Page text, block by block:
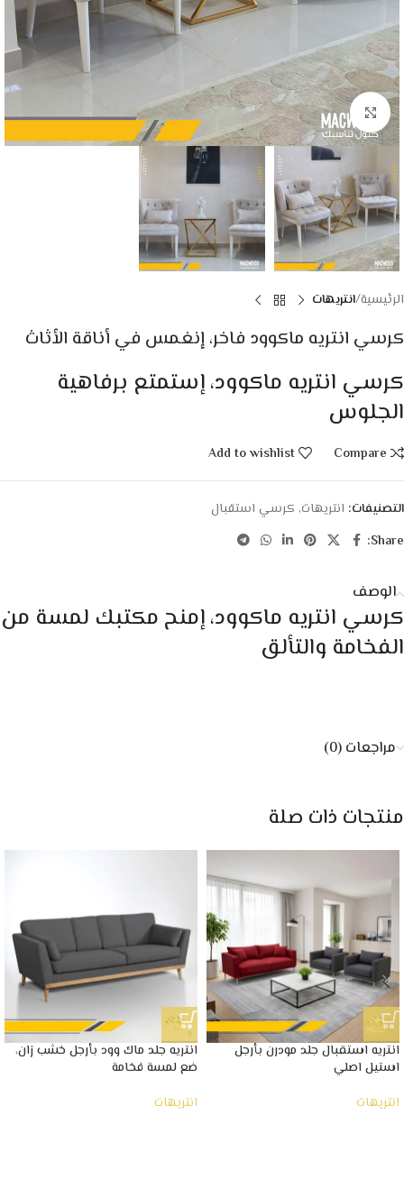
Click to enlarge
الرئيسية انتريهات
كرسي انتريه ماكوود فاخر، إنغمس في أناقة الأثاث
كرسي انتريه ماكوود، إستمتع برفاهية
الجلوس
Compare
Add to wishlist
التصنيفات: انتريهات, كرسي استقبال
Share:
الوصف
كرسي انتريه ماكوود، إمنح مكتبك لمسة من
الفخامة والتألق
مراجعات (0)
منتجات ذات صلة
انتريه استقبال جلد مودرن بأرجل
استيل اصلي
انتريهات
انتريه جلد ماك وود بأرجل خشب زان،
ضع لمسة فخامة
انتريهات